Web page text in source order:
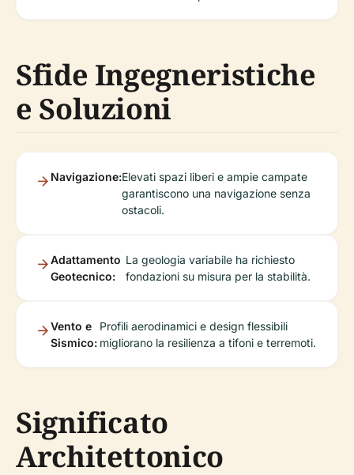
Sfide Ingegneristiche
e Soluzioni
Navigazione:Elevati spazi liberi e ampie campate
garantiscono una navigazione senza
ostacoli.
Adattamento
Geotecnico:
La geologia variabile ha richiesto
fondazioni su misura per la stabilità.
Vento e
Sismico:
Profili aerodinamici e design flessibili
migliorano la resilienza a tifoni e terremoti.
Significato
Architettonico